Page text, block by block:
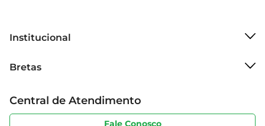
Institucional
Grupo Cencosud
Sobre privacidade
Portal do fornecedor
Bretas
Produtos Bretas
Código de ética
Central de Atendimento
Fale Conosco